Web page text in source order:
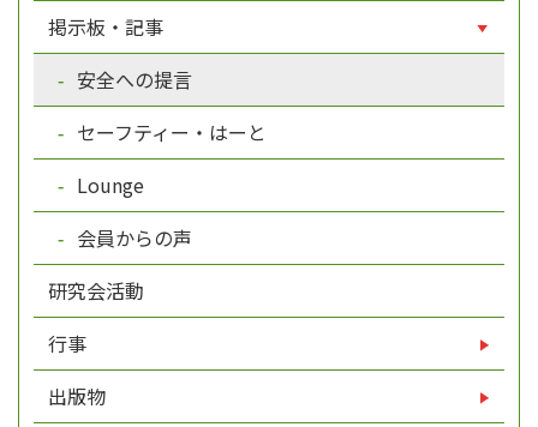
掲示板・記事
安全への提言
セーフティー・はーと
Lounge
会員からの声
研究会活動
行事
出版物